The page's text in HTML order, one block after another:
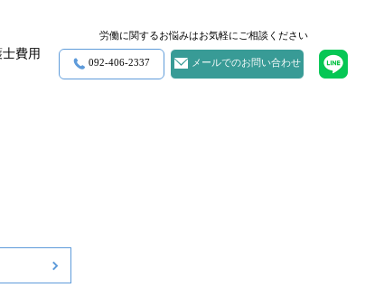
費用
労働に関するお悩みはお気軽にご相談ください
092-406-2337 メールでのお問い合わせ